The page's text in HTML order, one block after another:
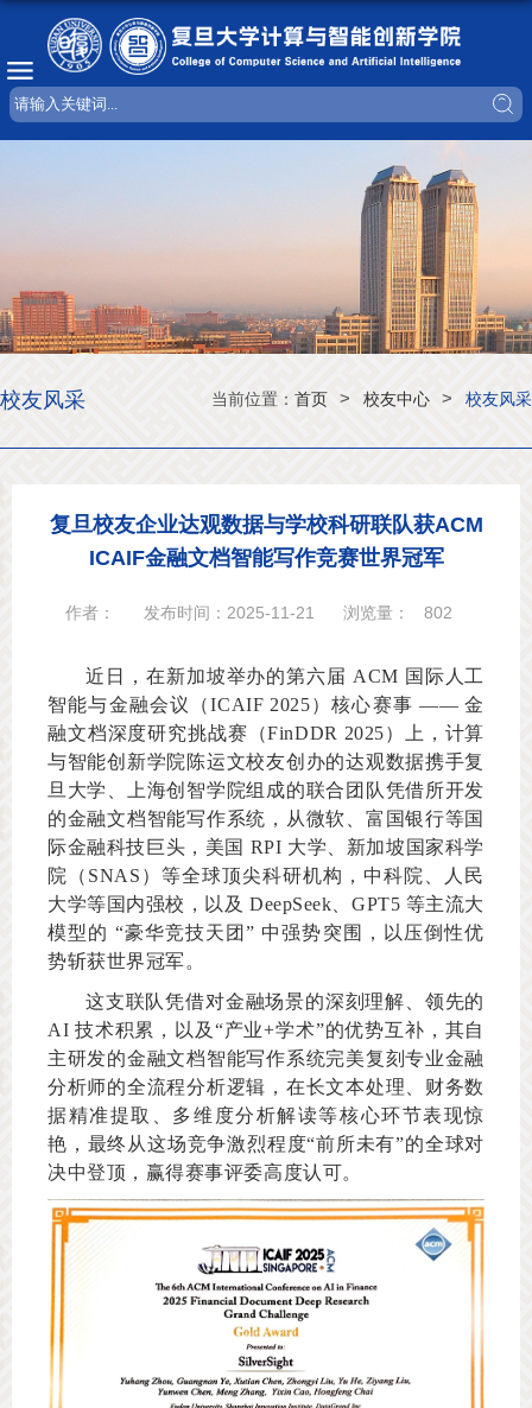
当前位置： 首页 > 校友中心 > 校友风采
校友风采
复旦校友企业达观数据与学校科研联队获ACM
ICAIF金融文档智能写作竞赛世界冠军
作者： 发布时间：2025-11-21 浏览量： 802
近日，在新加坡举办的第六届 ACM 国际人工
智能与金融会议（ICAIF 2025）核心赛事 —— 金
融文档深度研究挑战赛（FinDDR 2025）上，计算
与智能创新学院陈运文校友创办的达观数据携手复
旦大学、上海创智学院组成的联合团队凭借所开发
的金融文档智能写作系统，从微软、富国银行等国
际金融科技巨头，美国 RPI 大学、新加坡国家科学
院（SNAS）等全球顶尖科研机构，中科院、人民
大学等国内强校，以及 DeepSeek、GPT5 等主流大
模型的 “豪华竞技天团” 中强势突围，以压倒性优
势斩获世界冠军。
这支联队凭借对金融场景的深刻理解、领先的
AI 技术积累，以及“产业+学术”的优势互补，其自
主研发的金融文档智能写作系统完美复刻专业金融
分析师的全流程分析逻辑，在长文本处理、财务数
据精准提取、多维度分析解读等核心环节表现惊
艳，最终从这场竞争激烈程度“前所未有”的全球对
决中登顶，赢得赛事评委高度认可。